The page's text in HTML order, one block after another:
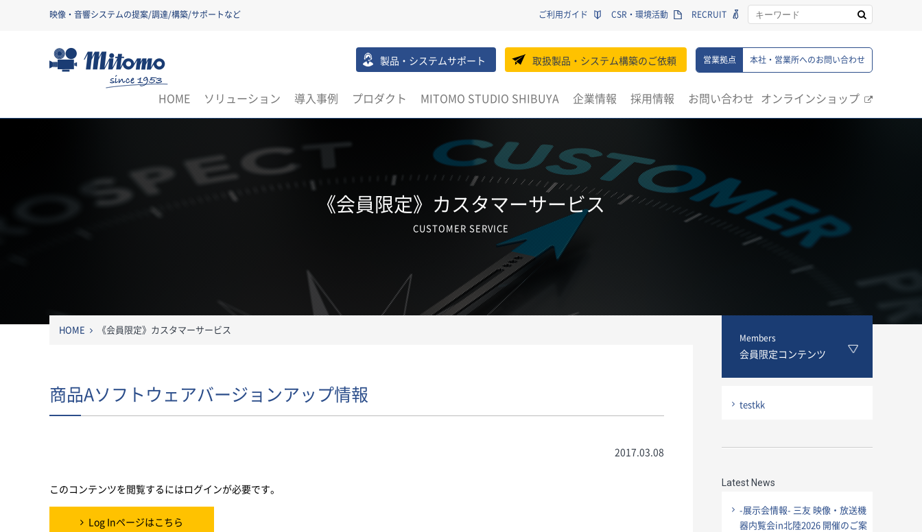
映像・音響システムの提案/調達/構築/サポートなど ご利用ガイド CSR・環境活動 RECRUIT
製品・システムサポート 取扱製品・システム構築のご依頼 営業拠点 本社・営業所へのお問い合わせ
HOME ソリューション 導入事例 プロダクト MITOMO STUDIO SHIBUYA 企業情報 採用情報 お問い合わせ オンラインショップ
《会員限定》カスタマーサービス
CUSTOMER SERVICE
HOME 《会員限定》カスタマーサービス
商品Aソフトウェアバージョンアップ情報
2017.03.08
Log In
Members
会員限定コンテンツ
testkk
Latest News
-展示会情報- 三友 映像・放送機
器内覧会in北陸2026 開催のご案